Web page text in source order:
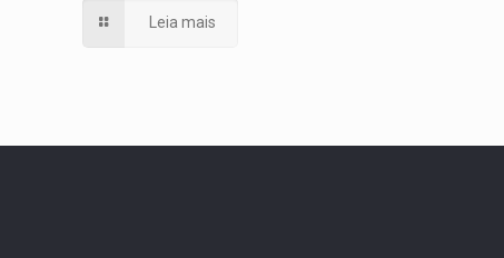
Leia mais